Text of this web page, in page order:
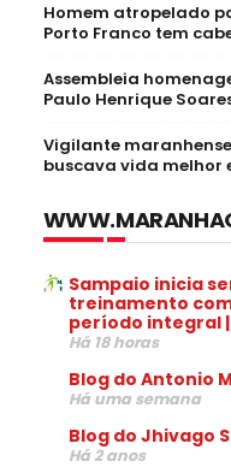
Homem atropelado
Porto Franco tem
Assembleia
Paulo Henrique
Vigilante
buscava vida melhor
Sampaio inicia
treinamento
período integral |
Há 18 horas
Blog do Antonio
Há uma semana
Blog do Jhivago
Há 2 anos